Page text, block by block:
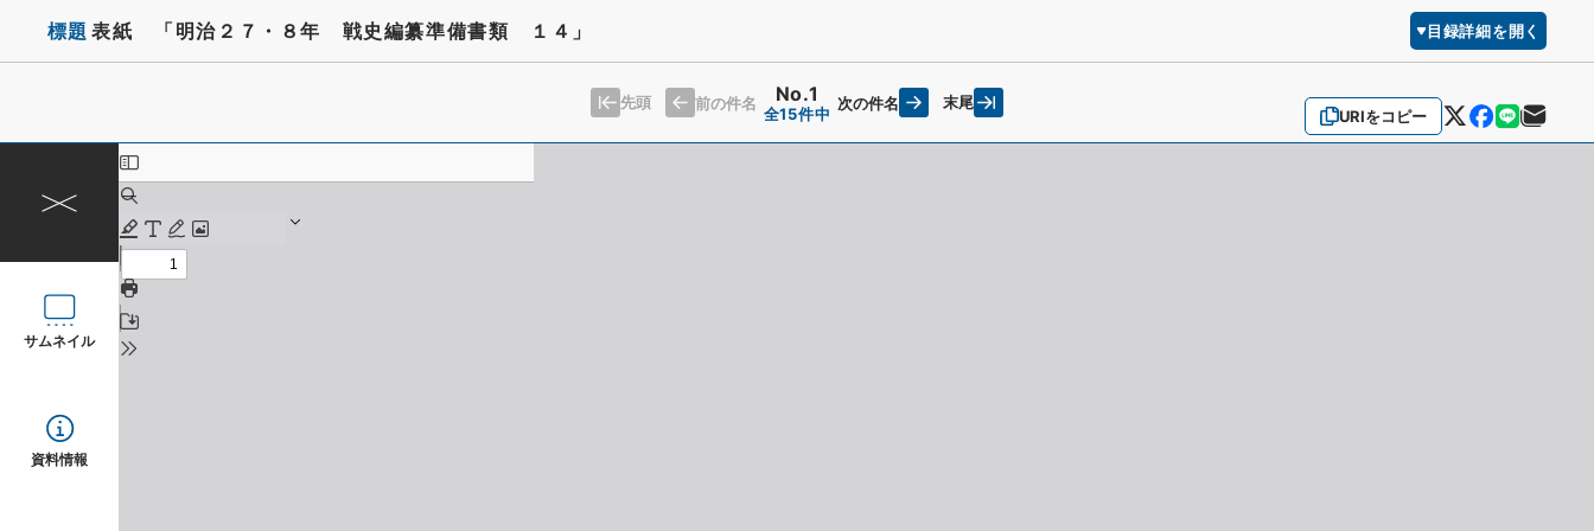
標題 表紙 「明治２７・８年 戦史編纂準備書類 １４」 目録詳細を開く
URIをコピー
先頭 前の件名 No.1
全15件中
次の件名 末尾
サムネイル
資料情報